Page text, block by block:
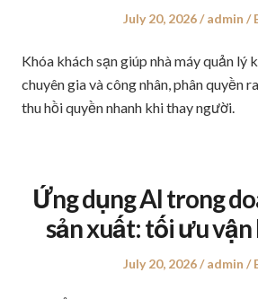
Posted
July 20, 2026 Author
admin
Khóa khách sạn giúp nhà máy quản lý
chuyên gia và công nhân, phân quyền
thu hồi quyền nhanh khi thay người.
Ứng dụng AI trong
sản xuất: tối ưu vận
Posted
July 20, 2026 Author
admin